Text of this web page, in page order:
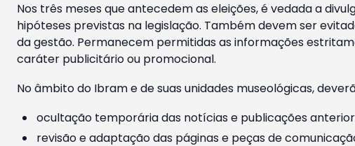
Nos três meses que antecedem as eleições, é vedada a
hipóteses previstas na legislação. Também devem ser
da gestão. Permanecem permitidas as informações
caráter publicitário ou promocional.
No âmbito do Ibram e de suas unidades museológicas,
ocultação temporária das notícias e publicações
revisão e adaptação das páginas e peças de